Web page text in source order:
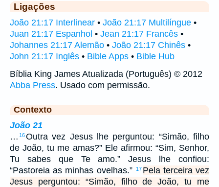
Ligações
João 21:17 Interlinear • João 21:17 Multilíngue •
Juan 21:17 Espanhol • Jean 21:17 Francês •
Johannes 21:17 Alemão • João 21:17 Chinês •
John 21:17 Inglês • Bible Apps • Bible Hub
Bíblia King James Atualizada (Português) © 2012
Abba Press. Usado com permissão.
Contexto
João 21
… 16Outra vez Jesus lhe perguntou: “Simão, filho
de João, tu me amas?” Ele afirmou: “Sim, Senhor,
Tu sabes que Te amo.” Jesus lhe confiou:
“Pastoreia as minhas ovelhas.”
17 Pela terceira vez
Jesus perguntou: “Simão, filho de João, tu me